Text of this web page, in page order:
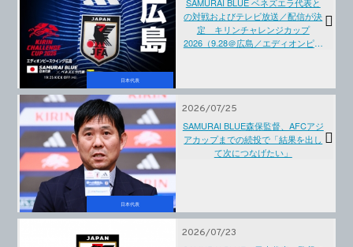
日本代表
の対戦およびテレビ放送／配信が決
定 キリンチャレンジカップ
2026（9.28＠広島／エディオンピー
日本代表
2026/07/25
SAMURAI BLUE森保監督、AFCアジ
アカップまでの続投で「結果を出し
て次につなげたい」
2026/07/23